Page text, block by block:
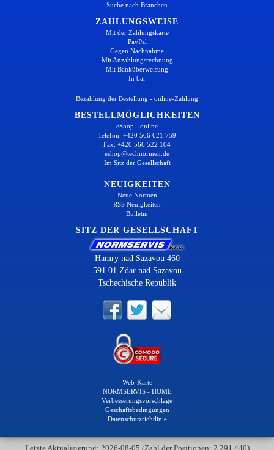
Suche nach Branchen
ZAHLUNGSWEISE
Mit der Zahlungskarte
PayPal
Gegen Nachnahme
Mit Anzahlungsrechnung
Mit Banküberweisung
In bar
Bezahlung der Bestellung - online-Zahlung
BESTELLMÖGLICHKEITEN
eShop - online
Telefon: +420 566 621 759
Fax: +420 566 522 104
eshop@technormen.de
Im Sitz der Gesellschaft
NEUIGKEITEN
Neue Normen
RSS Neuigkeiten
Bulletin
SITZ DER GESELLSCHAFT
Hamry nad Sazavou 460
591 01 Zdar nad Sazavou
Tschechische Republik
Web-Karte
NORMSERVIS - HOME
Verbesserungsvorschläge
Geschäftsbedingungen
Datenschutzrichtlinie
Letzte Aktualisierung: 2026-08-05 (Zahl der Positionen: 2 291 440)